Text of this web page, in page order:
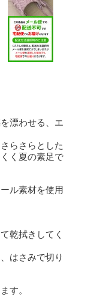
漂わせる、エ
らさらとした
く夏の素足で
ル素材を使用
乾拭きしてく
はさみで切り
す。